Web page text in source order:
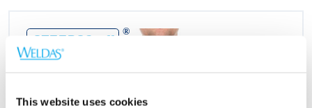
This website uses cookies
STEERSOtuff
®